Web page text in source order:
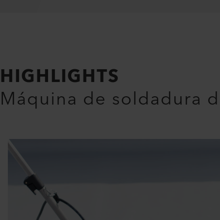
HIGHLIGHTS
Máquina de soldadura